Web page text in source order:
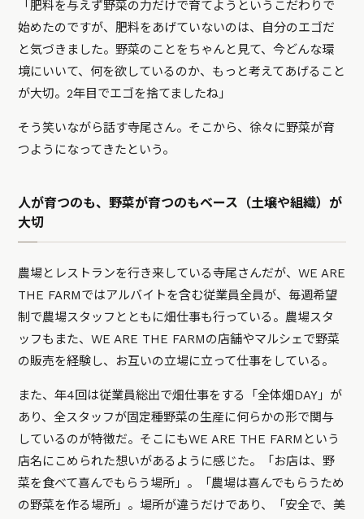
「肥料を与えず野菜の力だけで育てようというこだわりで
始めたのですが、肥料をあげていないのは、自分のエゴだ
と気づきました。野菜のことをちゃんと見て、今どんな環
境にいいて、何を欲しているのか、もっと考えてあげること
が大切。2年目でエゴを捨てましたね」
そう笑いながら話す寺尾さん。そこから、徐々に野菜が育
つようになってきたという。
人が育つのも、野菜が育つのもベース（土壌や組織）が
大切
農場とレストランを行き来している寺尾さんだが、WE ARE
THE FARMではアルバイトを含む従業員全員が、毎週希望
制で農場スタッフとともに畑仕事も行っている。農場スタ
ッフもまた、WE ARE THE FARMの店舗やマルシェで野菜
の販売を経験し、お互いの立場に立って仕事をしている。
また、年4回は従業員総出で畑仕事をする「全体畑DAY」が
あり、全スタッフが固定種野菜の生産に何らかの形で関与
しているのが特徴だ。そこにもWE ARE THE FARMという
店名にこめられた想いがあるように感じた。「お店は、野
菜を食べて喜んでもらう場所」。「農場は喜んでもらうため
の野菜を作る場所」。場所が違うだけであり、「安全で、美